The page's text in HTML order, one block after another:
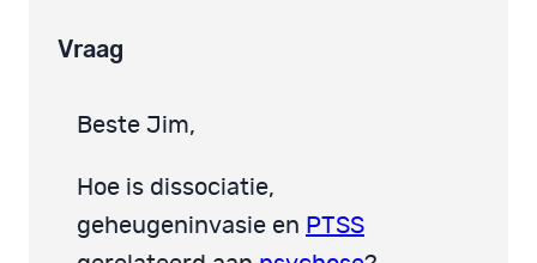
Vraag
Beste Jim,
Hoe is dissociatie,
geheugeninvasie en PTSS